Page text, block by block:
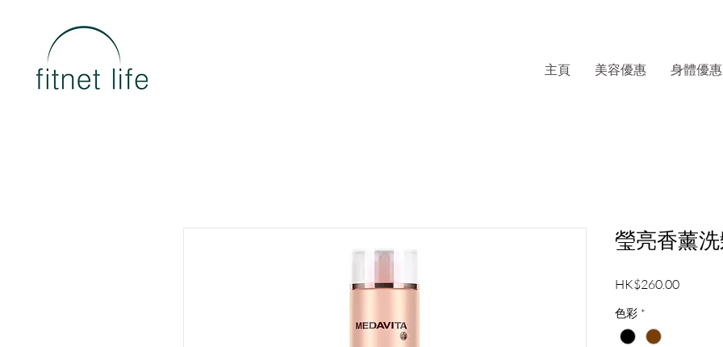
主頁 美容優惠 身體優惠
瑩亮香薰
HK$260.00價
色彩 *